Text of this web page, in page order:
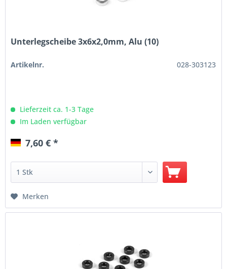
Unterlegscheibe 3x6x2,0mm, Alu (10)
Artikelnr. 028-303123
Lieferzeit ca. 1-3 Tage
Im Laden verfügbar
7,60 € *
Merken